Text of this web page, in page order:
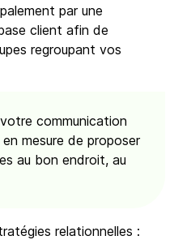
par une
client afin de
regroupant vos
communication
mesure de proposer
au bon endroit, au
relationnelles :